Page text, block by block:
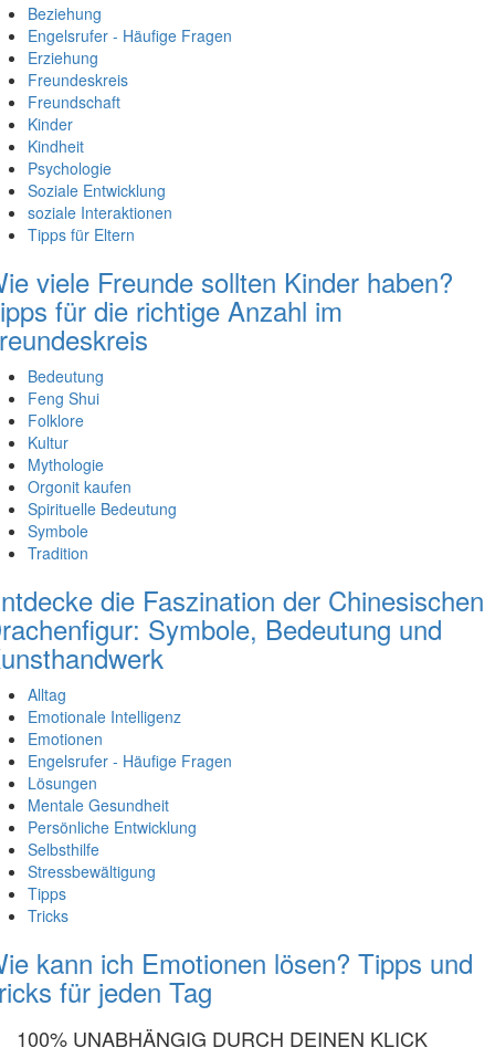
Beziehung
Engelsrufer - Häufige Fragen
Erziehung
Freundeskreis
Freundschaft
Kinder
Kindheit
Psychologie
Soziale Entwicklung
soziale Interaktionen
Tipps für Eltern
viele Freunde sollten Kinder haben?
für die richtige Anzahl im
Bedeutung
Feng Shui
Folklore
Kultur
Mythologie
Orgonit kaufen
Spirituelle Bedeutung
Symbole
Tradition
die Faszination der Chinesischen
Symbole, Bedeutung und
Alltag
Emotionale Intelligenz
Emotionen
Engelsrufer - Häufige Fragen
Lösungen
Mentale Gesundheit
Persönliche Entwicklung
Selbsthilfe
Stressbewältigung
Tipps
Tricks
kann ich Emotionen lösen? Tipps und
für jeden Tag
100% UNABHÄNGIG DURCH DEINEN KLICK